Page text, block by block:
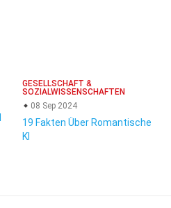
GESELLSCHAFT &
SOZIALWISSENSCHAFTEN
08 Sep 2024
19 Fakten Über Romantische
KI